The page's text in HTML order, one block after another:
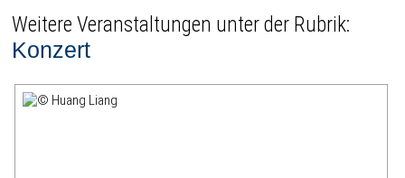
Weitere Veranstaltungen unter der Rubrik:
Konzert